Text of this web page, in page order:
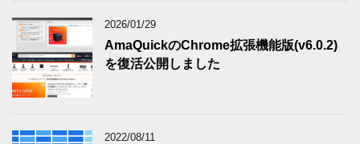
2026/01/29
AmaQuickのChrome拡張機能版(v6.0.2)
を復活公開しました
2022/08/11